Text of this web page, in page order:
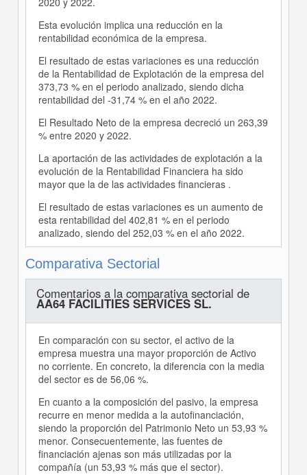
Esta evolución implica una reducción en la
rentabilidad económica de la empresa.
El resultado de estas variaciones es una reducción
de la Rentabilidad de Explotación de la empresa del
373,73 % en el periodo analizado, siendo dicha
rentabilidad del -31,74 % en el año 2022.
El Resultado Neto de la empresa decreció un 263,39
% entre 2020 y 2022.
La aportación de las actividades de explotación a la
evolución de la Rentabilidad Financiera ha sido
mayor que la de las actividades financieras .
El resultado de estas variaciones es un aumento de
esta rentabilidad del 402,81 % en el periodo
analizado, siendo del 252,03 % en el año 2022.
Comparativa Sectorial
Comentarios a la comparativa sectorial de
AA64 FACILITIES SERVICES SL.
En comparación con su sector, el activo de la
empresa muestra una mayor proporción de Activo
no corriente. En concreto, la diferencia con la media
del sector es de 56,06 %.
En cuanto a la composición del pasivo, la empresa
recurre en menor medida a la autofinanciación,
siendo la proporción del Patrimonio Neto un 53,93 %
menor. Consecuentemente, las fuentes de
financiación ajenas son más utilizadas por la
compañía (un 53,93 % más que el sector).